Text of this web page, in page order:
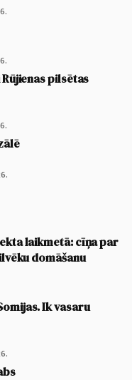
pilsētas
laikmetā: cīņa par
domāšanu
Ik vasaru